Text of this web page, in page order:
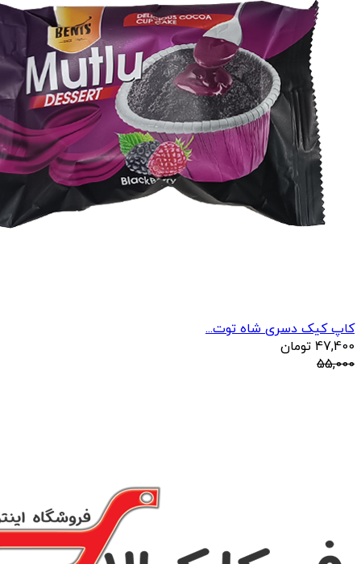
کاپ کیک دسری شاه توت...
47,400 تومان
55,000